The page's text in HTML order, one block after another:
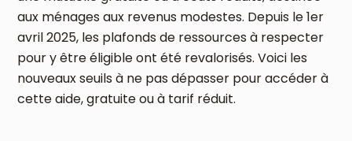
aux ménages aux revenus modestes. Depuis le 1er
avril 2025, les plafonds de ressources à respecter
pour y être éligible ont été revalorisés. Voici les
nouveaux seuils à ne pas dépasser pour accéder à
cette aide, gratuite ou à tarif réduit.